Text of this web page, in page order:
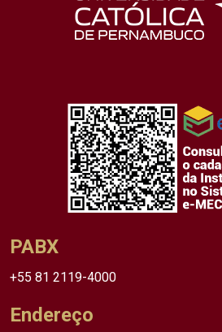
PABX
+55 81 2119-4000
Endereço